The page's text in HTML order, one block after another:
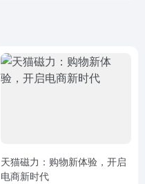
天猫磁力：购物新体验，开启
电商新时代